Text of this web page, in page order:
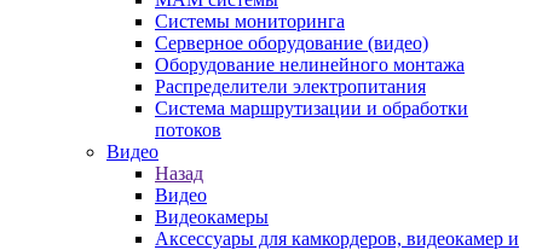
Системы мониторинга
Серверное оборудование (видео)
Оборудование нелинейного монтажа
Распределители электропитания
Система маршрутизации и обработки
потоков
Видео
Назад
Видео
Видеокамеры
Аксессуары для камкордеров, видеокамер и